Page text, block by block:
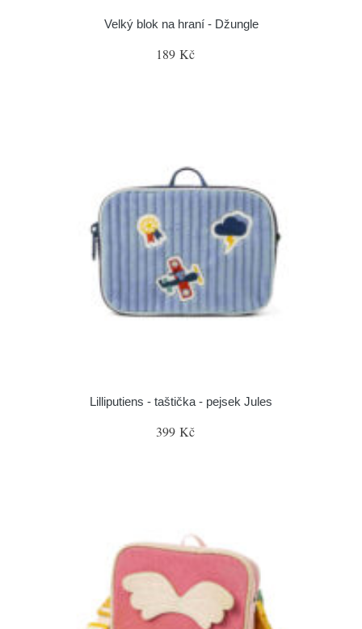
Velký blok na hraní - Džungle
189 Kč
Lilliputiens - taštička - pejsek Jules
399 Kč